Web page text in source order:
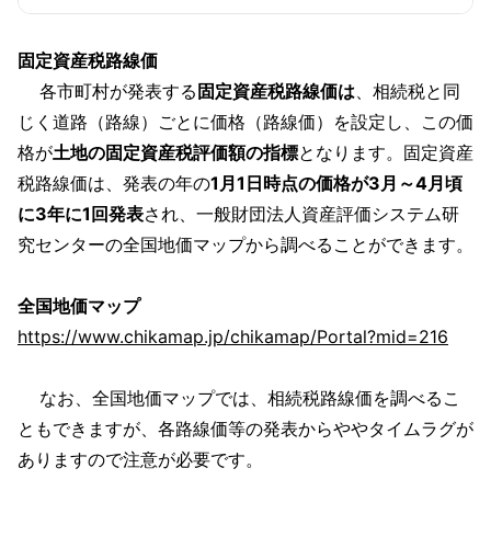
固定資産税路線価
各市町村が発表する 固定資産税路線価は、相続税と同
じく道路（路線）ごとに価格（路線価）を設定し、この価
格が土地の固定資産税評価額の指標となります。固定資産
税路線価は、発表の年の1月1日時点の価格が3月～4月頃
に3年に1回発表され、一般財団法人資産評価システム研
究センターの全国地価マップから調べることができます。
全国地価マップ
https://www.chikamap.jp/chikamap/Portal?mid=216
なお、全国地価マップでは、相続税路線価を調べるこ
ともできますが、各路線価等の発表からややタイムラグが
ありますので注意が必要です。